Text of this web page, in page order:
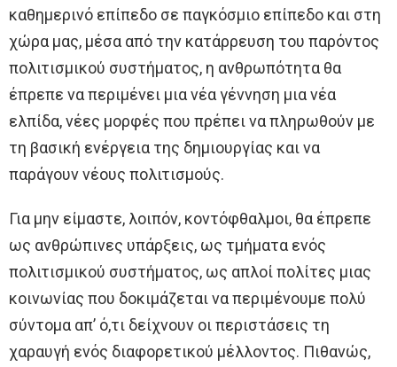
καθημερινό επίπεδο σε παγκόσμιο επίπεδο και στη
χώρα μας, μέσα από την κατάρρευση του παρόντος
πολιτισμικού συστήματος, η ανθρωπότητα θα
έπρεπε να περιμένει μια νέα γέννηση μια νέα
ελπίδα, νέες μορφές που πρέπει να πληρωθούν με
τη βασική ενέργεια της δημιουργίας και να
παράγουν νέους πολιτισμούς.
Για μην είμαστε, λοιπόν, κοντόφθαλμοι, θα έπρεπε
ως ανθρώπινες υπάρξεις, ως τμήματα ενός
πολιτισμικού συστήματος, ως απλοί πολίτες μιας
κοινωνίας που δοκιμάζεται να περιμένουμε πολύ
σύντομα απ’ ό,τι δείχνουν οι περιστάσεις τη
χαραυγή ενός διαφορετικού μέλλοντος. Πιθανώς,